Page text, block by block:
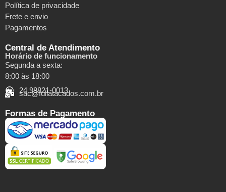
Política de privacidade
Frete e envio
Pagamentos
Central de Atendimento
Horário de funcionamento
Segunda a sexta:
8:00 às 18:00
24 98821-0013
sac@fullatacados.com.br
Formas de Pagamento